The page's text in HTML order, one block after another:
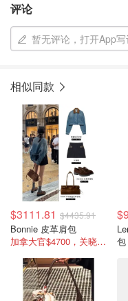
评论
暂无评论，打开App写
相似同款
$3111.81 $4435.91
Bonnie 皮革肩包
加拿大官$4700，关晓彤同款